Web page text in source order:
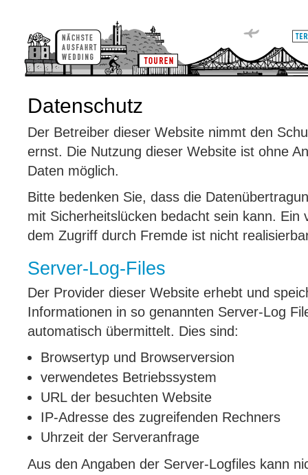
Datenschutz
Der Betreiber dieser Website nimmt den
ernst. Die Nutzung dieser Website ist ohne
Daten möglich.
Bitte bedenken Sie, dass die
mit Sicherheitslücken bedacht sein kann. Ein
dem Zugriff durch Fremde ist nicht
Server-Log-Files
Der Provider dieser Website erhebt und
Informationen in so genannten Server-Log
automatisch übermittelt. Dies sind:
Browsertyp und Browserversion
verwendetes Betriebssystem
URL der besuchten Website
IP-Adresse des zugreifenden Rechners
Uhrzeit der Serveranfrage
Aus den Angaben der Server-Logfiles kann